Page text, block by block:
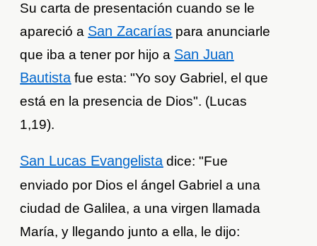
Su carta de presentación cuando se le
apareció a San Zacarías para anunciarle
que iba a tener por hijo a San Juan
Bautistafue esta: "Yo soy Gabriel, el que
está en la presencia de Dios". (Lucas
1,19).
San Lucas Evangelistadice: "Fue
enviado por Dios el ángel Gabriel a una
ciudad de Galilea, a una virgen llamada
María, y llegando junto a ella, le dijo: